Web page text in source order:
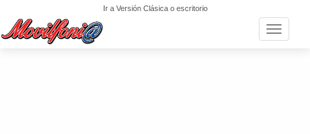
Ir a Versión Clásica o escritorio
Toggle